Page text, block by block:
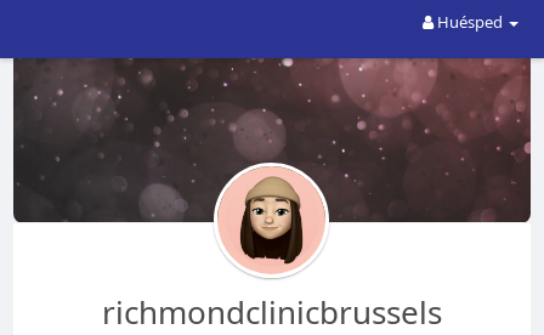
Huésped
richmondclinicbrussels